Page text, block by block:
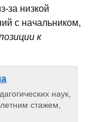
за низкой
с начальником,
к
наук,
летним стажем,